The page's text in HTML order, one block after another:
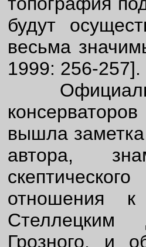
будут
весьма
1999: 256-257].
вышла
автора,
отношения
Стеллецким
Грозного, и